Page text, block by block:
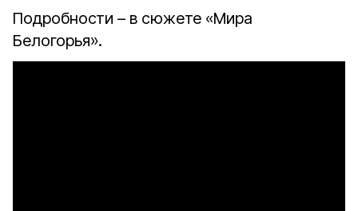
Подробности – в сюжете «Мира
Белогорья».